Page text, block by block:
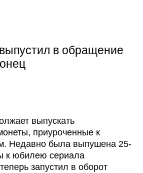
в обращение
выпускать
приуроченные к
Недавно была выпушена 25-
к юбилею сериала
запустил в оборот